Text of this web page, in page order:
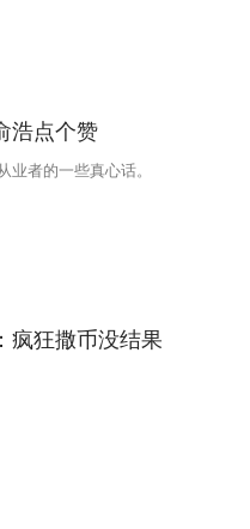
浩点个赞
者的一些真心话。
疯狂撒币没结果